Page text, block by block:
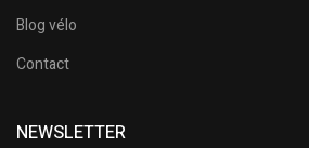
Blog vélo
Contact
NEWSLETTER